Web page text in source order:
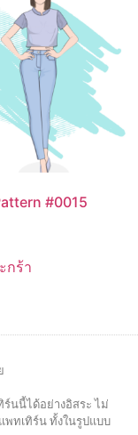
#0015
กร้า
นนี้ได้อย่างอิสระ ไม่
ทเทิร์น ทั้งในรูปแบบ